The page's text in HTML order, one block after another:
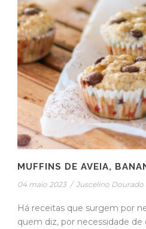
MUFFINS DE AVEIA,
04 maio 2023 / Juscelino Dourado
Há receitas que surgem por
quem diz, por necessidade de